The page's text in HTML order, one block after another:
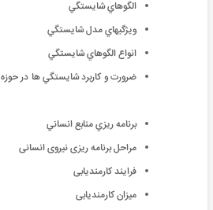
الگوهاي شايستگي
ويژگيهاي مدل شايستگي
انواع الگوهاي شايستگي
ضرورت و كاربرد شايستگي ها در
برنامه ريزي منابع انساني
مراحل برنامه ریزی نیروی انسانی
فرایند کارمندیابی
میزان کارمندیابی